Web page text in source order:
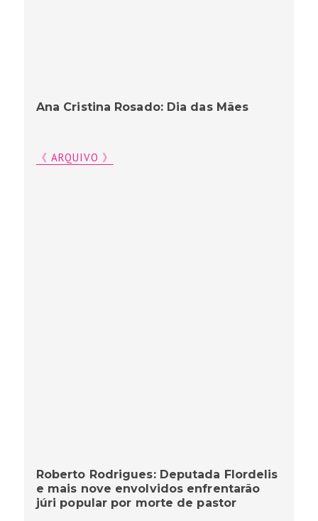
Ana Cristina Rosado: Dia das Mães
《 ARQUIVO 》
Roberto Rodrigues: Deputada Flordelis
e mais nove envolvidos enfrentarão
júri popular por morte de pastor